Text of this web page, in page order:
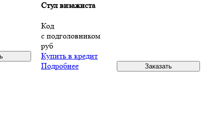
Стул визажиста
Код
с подголовником
руб
Купить в кредит
Подробнее